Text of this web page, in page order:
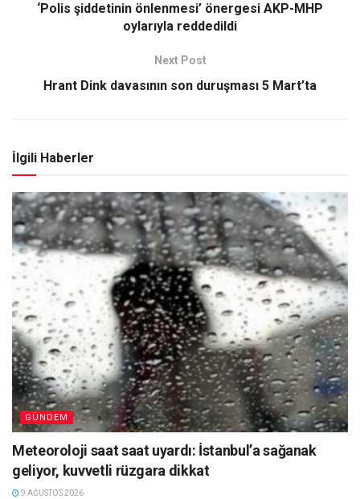
‘Polis şiddetinin önlenmesi’ önergesi AKP-MHP
oylarıyla reddedildi
Next Post
Hrant Dink davasının son duruşması 5 Mart’ta
İlgili Haberler
GÜNDEM
Meteoroloji saat saat uyardı: İstanbul’a sağanak
geliyor, kuvvetli rüzgara dikkat
9 AĞUSTOS 2026